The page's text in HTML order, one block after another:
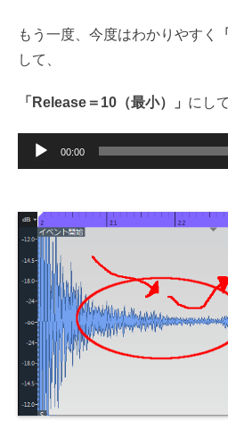
もう一度、今度はわかりやすく
して、
「Release＝10（最小）」 にし
声
レ
ー
00:00